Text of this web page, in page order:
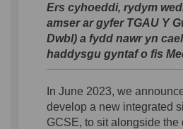
Ers cyhoeddi, rydym
amser ar gyfer TGAU Y
Dwbl) a fydd nawr yn
haddysgu gyntaf o fis
In June 2023, we
develop a new integrated
GCSE, to sit alongside the